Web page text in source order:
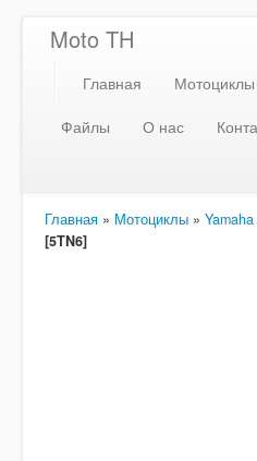
Moto TH
Главная Мотоциклы
Файлы
О нас
Главная » Мотоциклы » Yamaha
[5TN6]